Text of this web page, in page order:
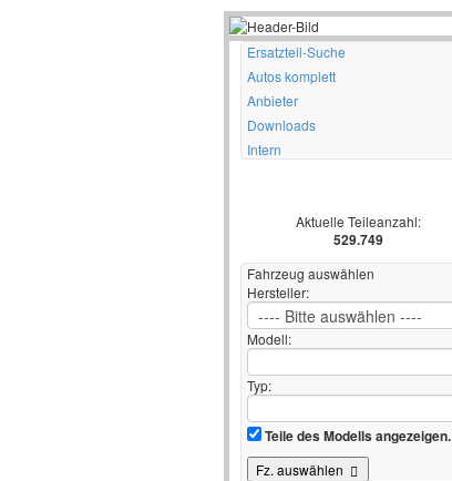
Ersatzteil-Suche
Autos komplett
Anbieter
Downloads
Intern
Aktuelle Teileanzahl:
529.749
Fahrzeug auswählen
Hersteller:
Modell:
Typ:
Teile des Modells angezeigen.
Fz. auswählen